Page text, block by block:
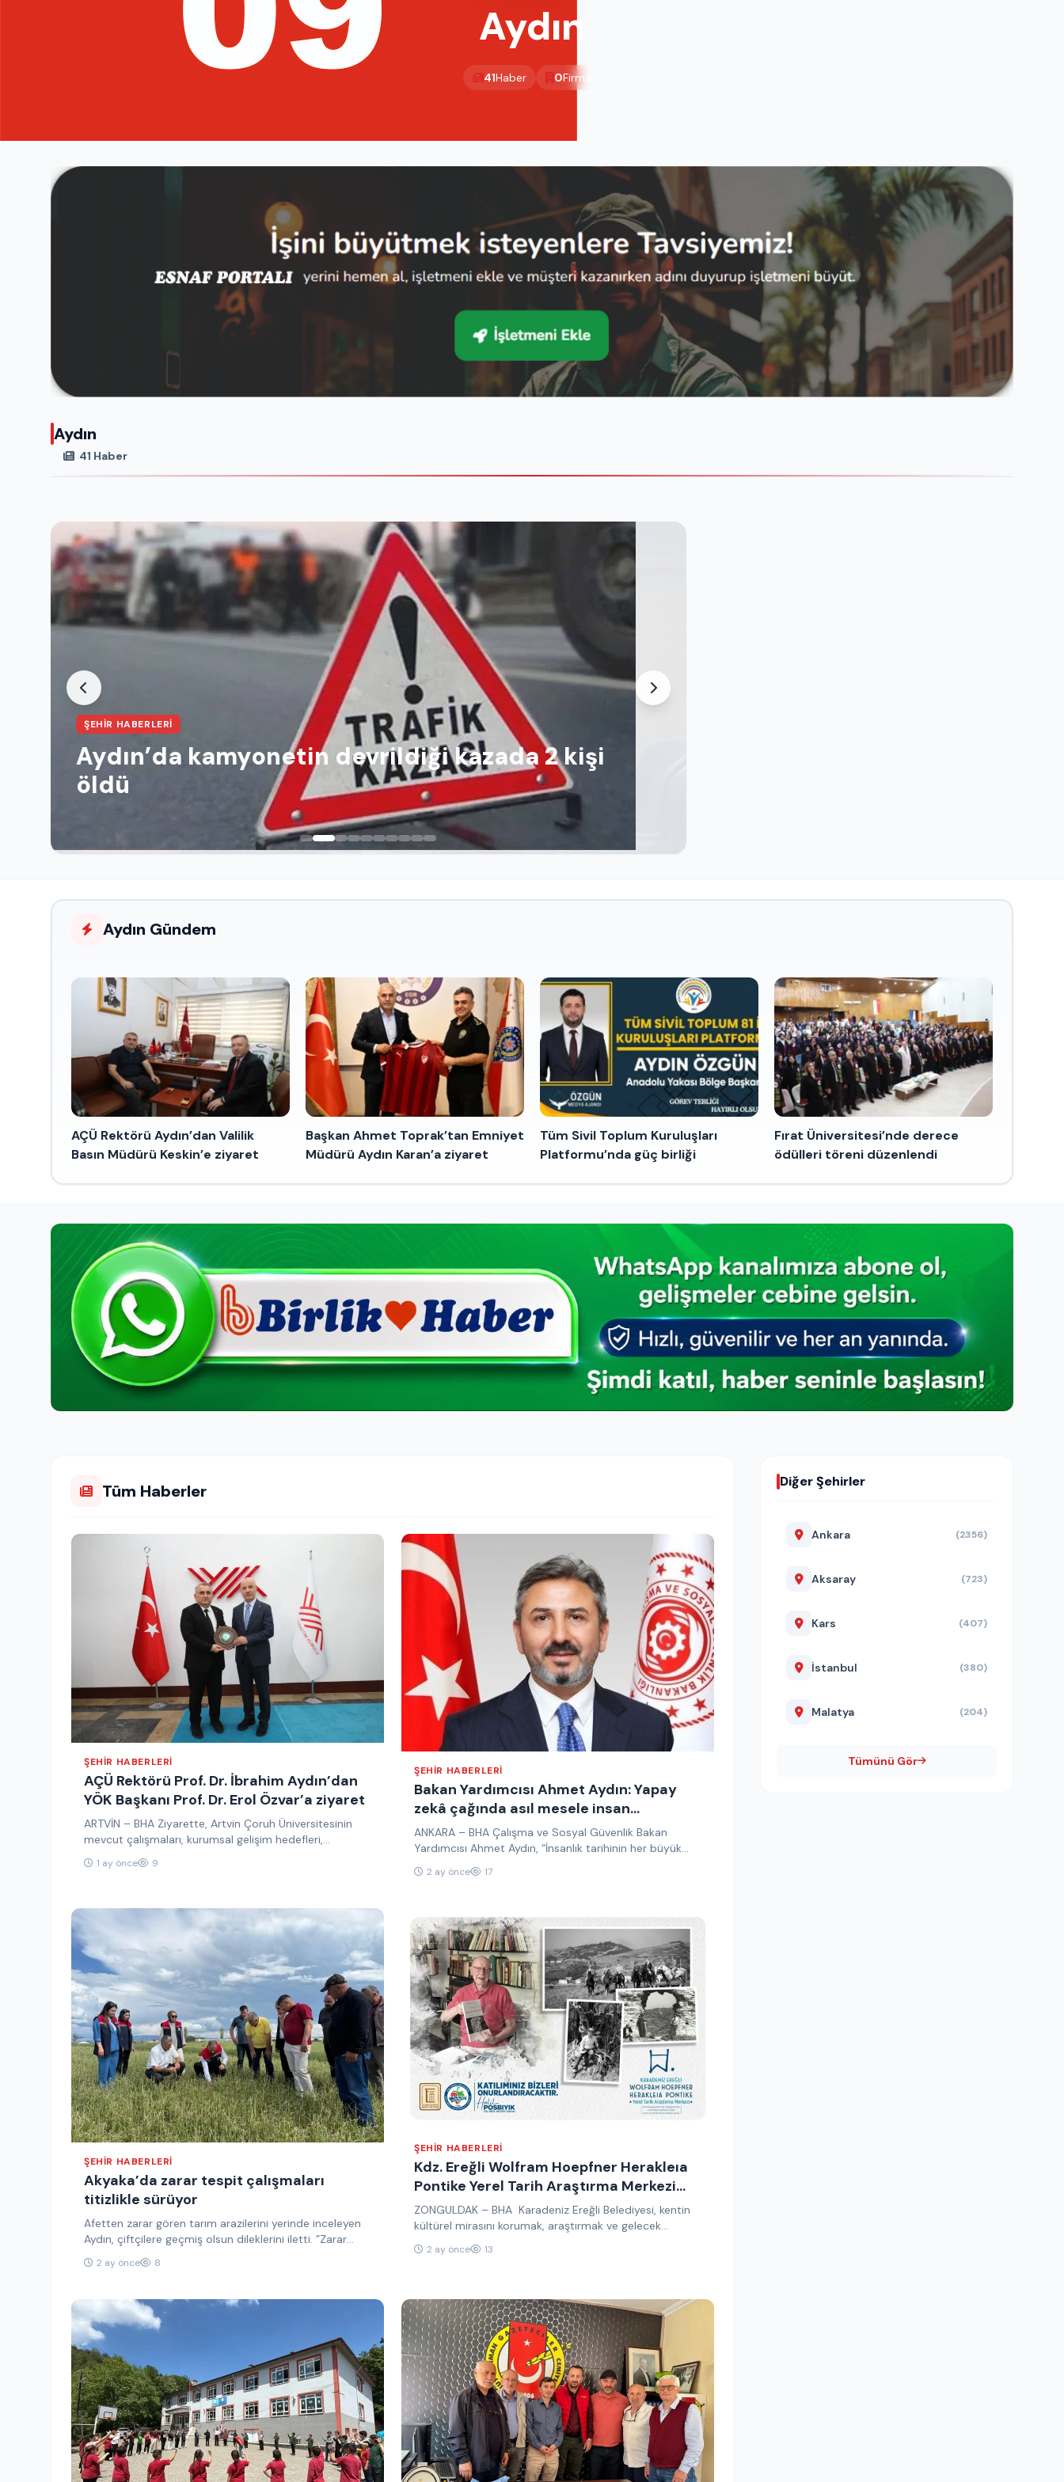
Aydın
41Haber 0Firma
Aydın
41 Haber
ŞEHIR HABERLERI
Aydın’da kamyonetin devrildiği kazada 2 kişi
öldü
Aydın Gündem
AÇÜ Rektörü Aydın’dan Valilik
Basın Müdürü Keskin’e ziyaret
Başkan Ahmet Toprak’tan Emniyet
Müdürü Aydın Karan’a ziyaret
Tüm Sivil Toplum Kuruluşları
Platformu’nda güç birliği
Fırat Üniversitesi’nde derece
ödülleri töreni düzenlendi
Tüm Haberler
ŞEHIR HABERLERI
AÇÜ Rektörü Prof. Dr. İbrahim Aydın’dan
YÖK Başkanı Prof. Dr. Erol Özvar’a ziyaret
ARTVİN – BHA Ziyarette, Artvin Çoruh Üniversitesinin
mevcut çalışmaları, kurumsal gelişim hedefleri,
akademik faaliyetleri ve yükseköğretim alanındaki
öncelikleri…
1 ay önce 9
ŞEHIR HABERLERI
Bakan Yardımcısı Ahmet Aydın: Yapay
zekâ çağında asıl mesele insan
kalabilmektir
ANKARA – BHA Çalışma ve Sosyal Güvenlik Bakan
Yardımcısı Ahmet Aydın, “İnsanlık tarihinin her büyük
dönüşümü, beraberinde yeni…
2 ay önce 17
ŞEHIR HABERLERI
Akyaka’da zarar tespit çalışmaları
titizlikle sürüyor
Afetten zarar gören tarım arazilerini yerinde inceleyen
Aydın, çiftçilere geçmiş olsun dileklerini iletti. ​”Zarar
Tespit Çalışmaları Titizlikle Sürüyor”…
2 ay önce 8
ŞEHIR HABERLERI
Kdz. Ereğli Wolfram Hoepfner Herakleıa
Pontike Yerel Tarih Araştırma Merkezi
açılıyor
ZONGULDAK – BHA Karadeniz Ereğli Belediyesi, kentin
kültürel mirasını korumak, araştırmak ve gelecek
kuşaklara aktarmak amacıyla önemli bir…
2 ay önce 13
Diğer Şehirler
Ankara (2356)
Aksaray (723)
Kars (407)
İstanbul (380)
Malatya (204)
Tümünü Gör